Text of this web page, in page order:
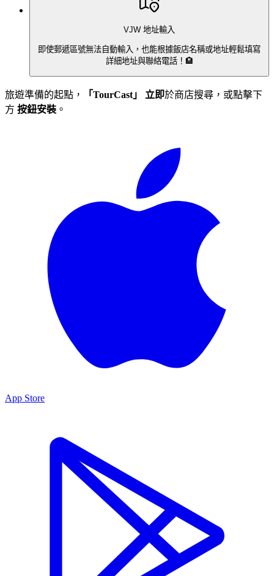
VJW 地址輸入
即使郵遞區號無法自動輸入，也能根據飯店名稱或地址輕鬆填寫
詳細地址與聯絡電話！🏨
旅遊準備的起點， 「TourCast」 立即於商店搜尋，或點擊下
方 按鈕安裝 。
App Store